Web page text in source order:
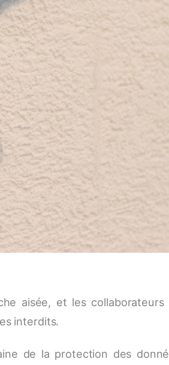
aisée, et les collaborateurs
interdits.
de la protection des